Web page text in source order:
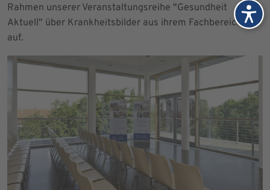
Rahmen unserer Veranstaltungsreihe "Gesundheit
Aktuell" über Krankheitsbilder aus ihrem Fachbereich
auf.